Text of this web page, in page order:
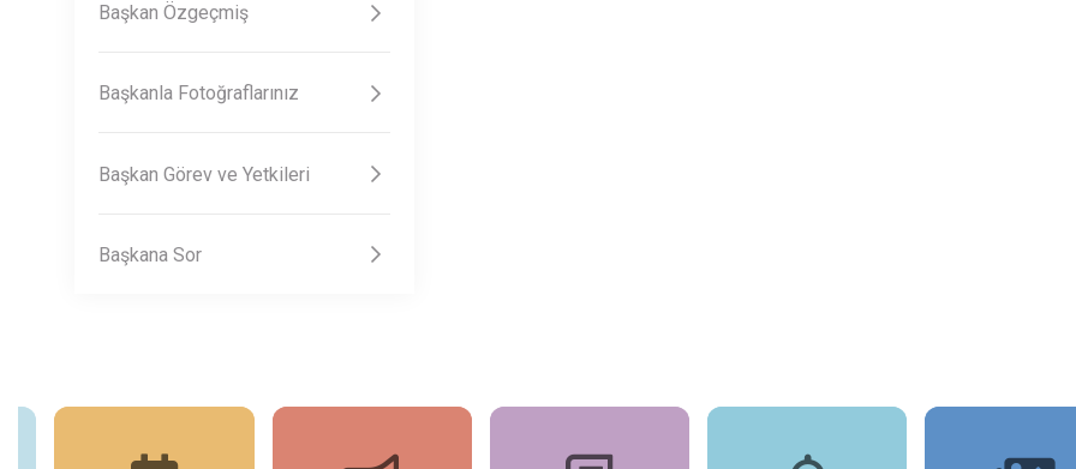
Başkan Özgeçmiş
Başkanla Fotoğraflarınız
Başkan Görev ve Yetkileri
Başkana Sor